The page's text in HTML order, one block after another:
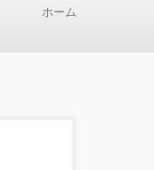
ホーム